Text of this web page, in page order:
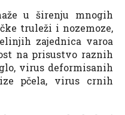
u širenju mnogih
truleži i nozemoze,
zajednica varoa
na prisustvo raznih
virus deformisanih
pčela, virus crnih